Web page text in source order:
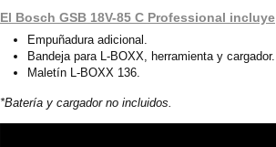
El Bosch GSB 18V-85 C Professional incluye
Empuñadura adicional.
Bandeja para L-BOXX, herramienta y cargador.
Maletín L-BOXX 136.
*Batería y cargador no incluidos.